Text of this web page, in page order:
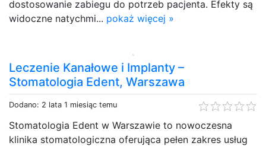
dostosowanie zabiegu do potrzeb pacjenta. Efekty są
widoczne natychmi... pokaż więcej »
Leczenie Kanałowe i Implanty –
Stomatologia Edent, Warszawa
Dodano: 2 lata 1 miesiąc temu
Stomatologia Edent w Warszawie to nowoczesna
klinika stomatologiczna oferująca pełen zakres usług